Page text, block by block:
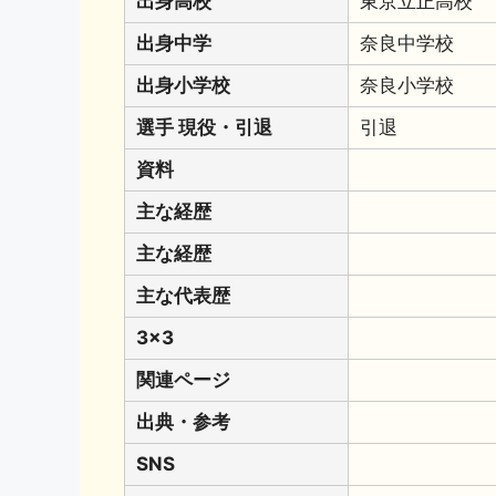
出身中学
奈良中学校
出身小学校
奈良小学校
選手 現役・引退
引退
資料
主な経歴
主な経歴
主な代表歴
3x3
関連ページ
出典・参考
SNS